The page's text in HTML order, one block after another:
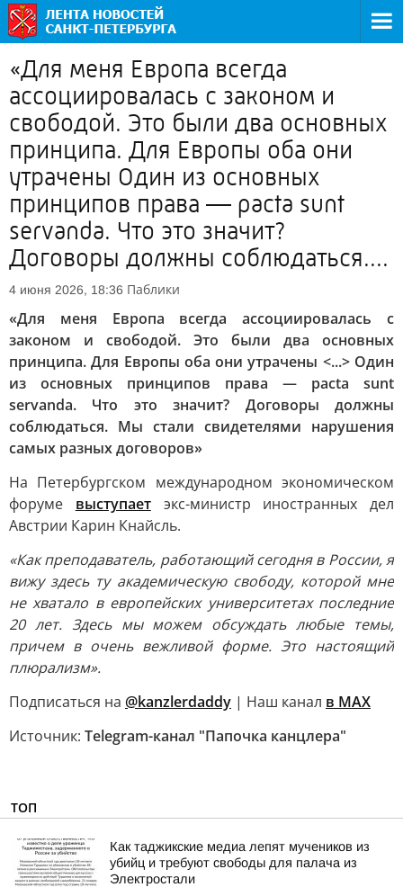
«Для меня Европа всегда
ассоциировалась с законом и
свободой. Это были два основных
принципа. Для Европы оба они
утрачены Один из основных
принципов права — pacta sunt
servanda. Что это значит?
Договоры должны соблюдаться....
4 июня 2026, 18:36 Паблики
«Для меня Европа всегда ассоциировалась с
законом и свободой. Это были два основных
принципа. Для Европы оба они утрачены <...> Один
из основных принципов права — pacta sunt
servanda. Что это значит? Договоры должны
соблюдаться. Мы стали свидетелями нарушения
самых разных договоров»
На Петербургском международном экономическом
форуме выступаетэкс-министр иностранных дел
Австрии Карин Кнайсль.
«Как преподаватель, работающий сегодня в России, я
вижу здесь ту академическую свободу, которой мне
не хватало в европейских университетах последние
20 лет. Здесь мы можем обсуждать любые темы,
причем в очень вежливой форме. Это настоящий
плюрализм».
Подписаться на @kanzlerdaddy | Наш канал в MAX
Источник: Telegram-канал "Папочка канцлера"
ТОП
Как таджикские медиа лепят мучеников из
убийц и требуют свободы для палача из
Электростали